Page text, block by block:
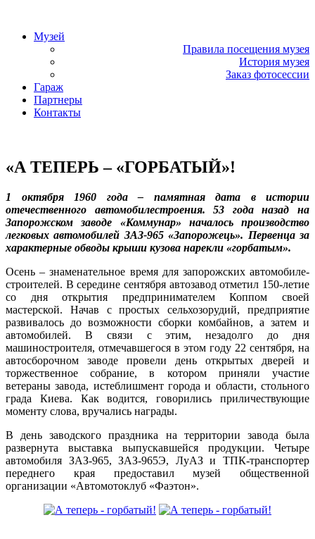
Музей
Правила посещения музея
История музея
Заказ фотосессии
Гараж
Партнеры
Контакты
«А ТЕПЕРЬ – «ГОРБАТЫЙ»!
1 октября 1960 года – памятная дата в истории
отечественного автомобилестроения. 53 года назад на
Запорожском заводе «Коммунар» началось производство
легковых автомобилей ЗАЗ-965 «Запорожець». Первенца за
характерные обводы крыши кузова нарекли «горбатым».
Осень – знаменательное время для запорожских автомобиле­
строителей. В середине сентября автозавод отметил 150-летие
со дня открытия предпринимателем Коппом своей
мастерской. Начав с простых сельхозорудий, предприятие
развивалось до возможности сборки комбайнов, а затем и
автомобилей. В связи с этим, незадолго до дня
машиностроителя, отмечавшегося в этом году 22 сентября, на
автосборочном заводе провели день открытых дверей и
торжественное собрание, в котором приняли участие
ветераны завода, истеблишмент города и области, стольного
града Киева. Как водится, говорились приличествующие
моменту слова, вручались награды.
В день заводского праздника на территории завода была
развернута выставка выпускавшейся продукции. Четыре
автомобиля ЗАЗ-965, ЗАЗ-965Э, ЛуАЗ и ТПК-транспортер
переднего края предоставил музей общественной
организации «Автомотоклуб «Фаэтон».